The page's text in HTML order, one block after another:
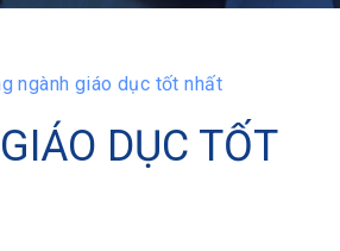
ngành giáo dục tốt nhất
DỤC TỐT